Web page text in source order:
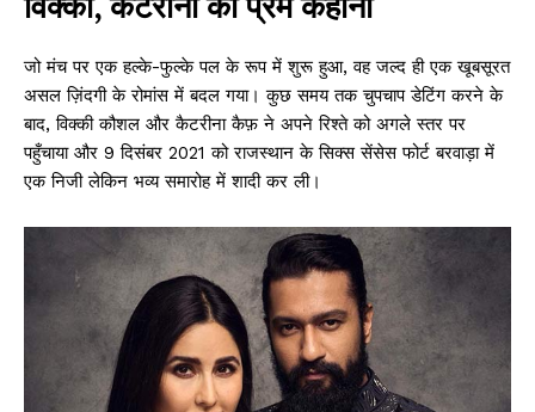
जो मंच पर एक हल्के-फुल्के पल के रूप में शुरू हुआ, वह जल्द ही एक खूबसूरत
असल ज़िंदगी के रोमांस में बदल गया। कुछ समय तक चुपचाप डेटिंग करने के
बाद, विक्की कौशल और कैटरीना कैफ़ ने अपने रिश्ते को अगले स्तर पर
पहुँचाया और 9 दिसंबर 2021 को राजस्थान के सिक्स सेंसेस फोर्ट बरवाड़ा में
एक निजी लेकिन भव्य समारोह में शादी कर ली।